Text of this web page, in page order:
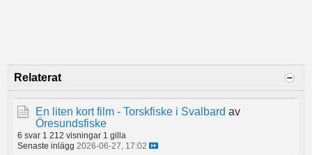
Relaterat
En liten kort film - Torskfiske i Svalbard av
Öresundsfiske
6 svar 1 212 visningar 1 gilla
Senaste inlägg 2026-06-27, 17:02